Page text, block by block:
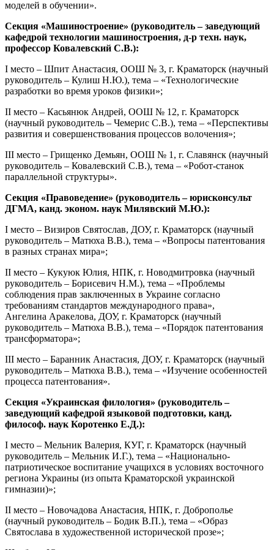
моделей в обучении».
Секция «Машиностроение» (руководитель – заведующий
кафедрой технологии машиностроения, д-р техн. наук,
профессор Ковалевский С.В.):
I место – Шпит Анастасия, ООШ № 3, г. Краматорск (научный
руководитель – Кулиш Н.Ю.), тема – «Технологические
разработки во время уроков физики»;
II место – Касьянюк Андрей, ООШ № 12, г. Краматорск
(научный руководитель – Чемерис С.В.), тема – «Перспективы
развития и совершенствования процессов волочения»;
III место – Грищенко Демьян, ООШ № 1, г. Славянск (научный
руководитель – Ковалевский С.В.), тема – «Робот-станок
параллельной структуры».
Секция «Правоведение» (руководитель – юрисконсульт
ДГМА, канд. эконом. наук Милявский М.Ю.):
І место – Визиров Святослав, ДОУ, г. Краматорск (научный
руководитель – Матюха В.В.), тема – «Вопросы патентования
в разных странах мира»;
II место – Кукуюк Юлия, НПК, г. Новодмитровка (научный
руководитель – Борисевич Н.М.), тема – «Проблемы
соблюдения прав заключенных в Украине согласно
требованиям стандартов международного права»,
Ангелина Аракелова, ДОУ, г. Краматорск (научный
руководитель – Матюха В.В.), тема – «Порядок патентования
трансформатора»;
III место – Баранник Анастасия, ДОУ, г. Краматорск (научный
руководитель – Матюха В.В.), тема – «Изучение особенностей
процесса патентования».
Секция «Украинская филология» (руководитель –
заведующий кафедрой языковой подготовки, канд.
философ. наук Коротенко Е.Д.):
I место – Мельник Валерия, КУГ, г. Краматорск (научный
руководитель – Мельник И.Г.), тема – «Национально-
патриотическое воспитание учащихся в условиях восточного
региона Украины (из опыта Краматорской украинской
гимназии)»;
II место – Новочадова Анастасия, НПК, г. Доброполье
(научный руководитель – Бодик В.П.), тема – «Образ
Святослава в художественной исторической прозе»;